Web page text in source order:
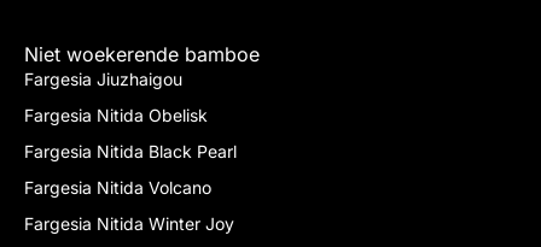
Niet woekerende bamboe
Fargesia Jiuzhaigou
Fargesia Nitida Obelisk
Fargesia Nitida Black Pearl
Fargesia Nitida Volcano
Fargesia Nitida Winter Joy